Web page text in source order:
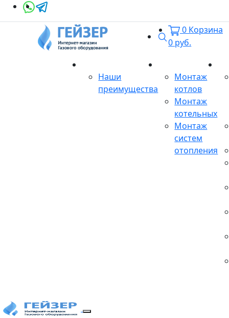
Поиск
0 Корзина
0 руб.
Наши
преимущества
Монтаж
котлов
Монтаж
котельных
Монтаж
систем
отопления